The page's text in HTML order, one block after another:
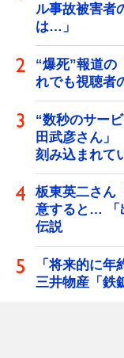
ル事故被害者
は…」
“爆死”報道
れでも視聴者
“数秒のサー
田武彦さん
刻み込まれて
板東英二さん
意すると… 「
伝説
「将来的に
三井物産「鉄